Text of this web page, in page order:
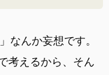
なんか妄想です。
考えるから、そん